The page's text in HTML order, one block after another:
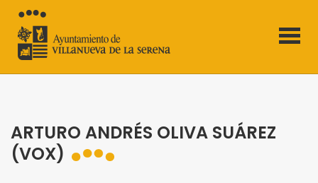
ARTURO ANDRÉS OLIVA SUÁREZ
(VOX)